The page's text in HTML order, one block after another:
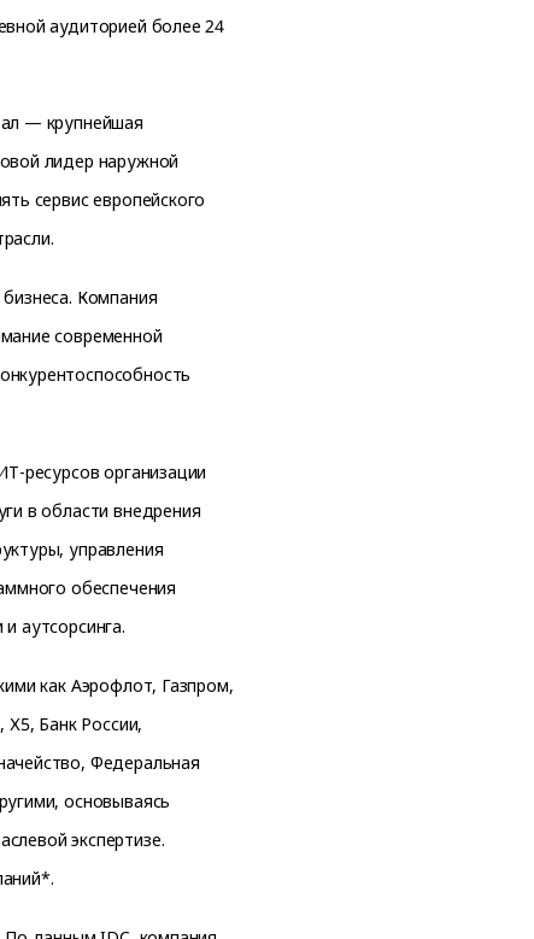
аудиторией более 24
— крупнейшая
лидер наружной
сервис европейского
Компания
современной
ресурсов организации
в области внедрения
управления
обеспечения
аутсорсинга.
как Аэрофлот, Газпром,
Банк России,
Федеральная
основываясь
экспертизе.